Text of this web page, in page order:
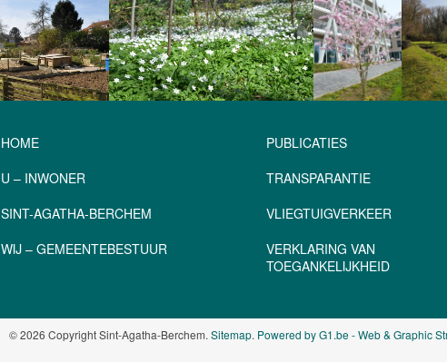
HOME
U – INWONER
SINT-AGATHA-BERCHEM
WIJ – GEMEENTEBESTUUR
PUBLICATIES
TRANSPARANTIE
VLIEGTUIGVERKEER
VERKLARING VAN
TOEGANKELIJKHEID
© 2026 Copyright Sint-Agatha-Berchem. Sitemap. Powered by G1.be - Web & Graphic